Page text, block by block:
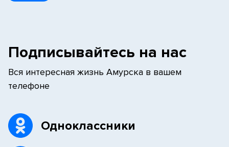
Подписывайтесь на нас
Вся интересная жизнь Амурска в вашем
телефоне
Одноклассники